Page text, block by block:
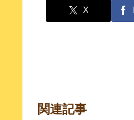
X
関連記事